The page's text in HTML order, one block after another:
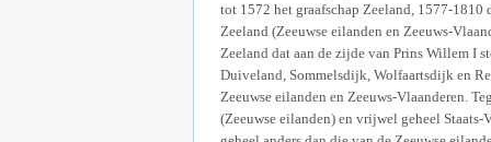
tot 1572 het graafschap Zeeland, 1577-
Zeeland (Zeeuwse eilanden en Zeeuws-
Zeeland dat aan de zijde van Prins Willem I
Duiveland, Sommelsdijk, Wolfaartsdijk en
Zeeuwse eilanden en Zeeuws-Vlaanderen.
(Zeeuwse eilanden) en vrijwel geheel